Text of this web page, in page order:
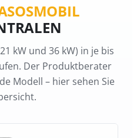
kW und 36 kW) in je bis
Der Produktberater
Modell – hier sehen Sie